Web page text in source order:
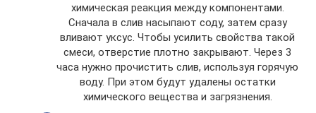
химическая реакция между компонентами.
Сначала в слив насыпают соду, затем сразу
вливают уксус. Чтобы усилить свойства такой
смеси, отверстие плотно закрывают. Через 3
часа нужно прочистить слив, используя горячую
воду. При этом будут удалены остатки
химического вещества и загрязнения.